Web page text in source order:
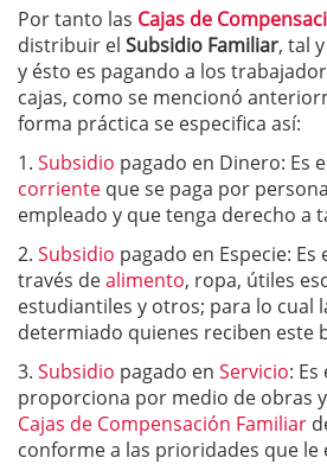
Por tanto las Cajas de
distribuir el Subsidio Familiar, tal
y ésto es pagando a los
cajas, como se mencionó
forma práctica se especifica así:
1. Subsidio pagado en Dinero: Es
corriente que se paga por
empleado y que tenga derecho a
2. Subsidio pagado en Especie:
través dealimento, ropa, útiles
estudiantiles y otros; para lo cual
determiado quienes reciben este
3. Subsidio pagado en Servicio:
proporciona por medio de obras
Cajas de Compensación Familiar
conforme a las prioridades que le